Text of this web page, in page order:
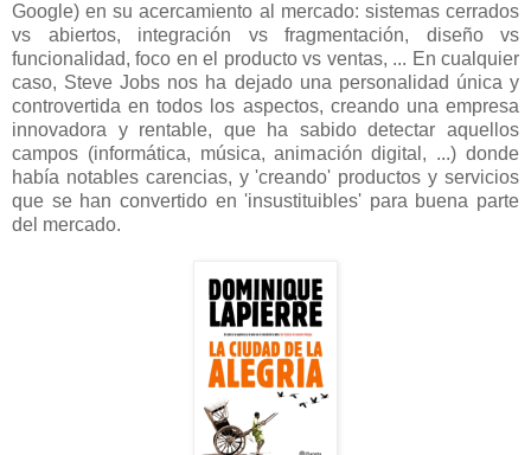
Google) en su acercamiento al mercado: sistemas cerrados
vs abiertos, integración vs fragmentación, diseño vs
funcionalidad, foco en el producto vs ventas, ... En cualquier
caso, Steve Jobs nos ha dejado una personalidad única y
controvertida en todos los aspectos, creando una empresa
innovadora y rentable, que ha sabido detectar aquellos
campos (informática, música, animación digital, ...) donde
había notables carencias, y 'creando' productos y servicios
que se han convertido en 'insustituibles' para buena parte
del mercado.